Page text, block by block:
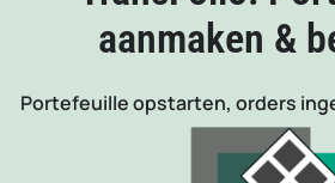
aanmaken &
Portefeuille opstarten, orders